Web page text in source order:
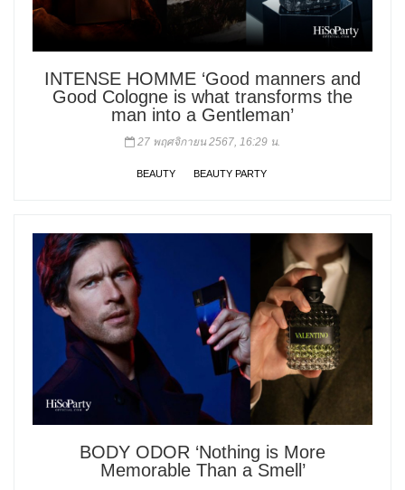
INTENSE HOMME ‘Good manners and
Good Cologne is what transforms the
man into a Gentleman’
27 พฤศจิกายน 2567, 16:29 น.
BEAUTY BEAUTY PARTY
BODY ODOR ‘Nothing is More
Memorable Than a Smell’